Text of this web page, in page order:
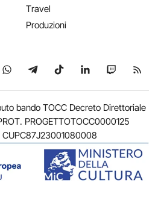
Travel
Produzioni
su YouTube
Seguici su WhatsApp
Seguici su Telegram
Seguici su TikTok
Seguici su
Seguici
bando TOCC Decreto Direttoriale
PROGETTOTOCC0000125
CUPC87J23001080008